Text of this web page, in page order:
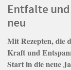
Entfalte
neu
Mit Rezepten, die
Kraft und
Start in die neue